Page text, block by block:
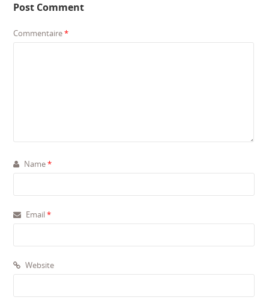
Post Comment
Commentaire*
Name*
Email*
Website